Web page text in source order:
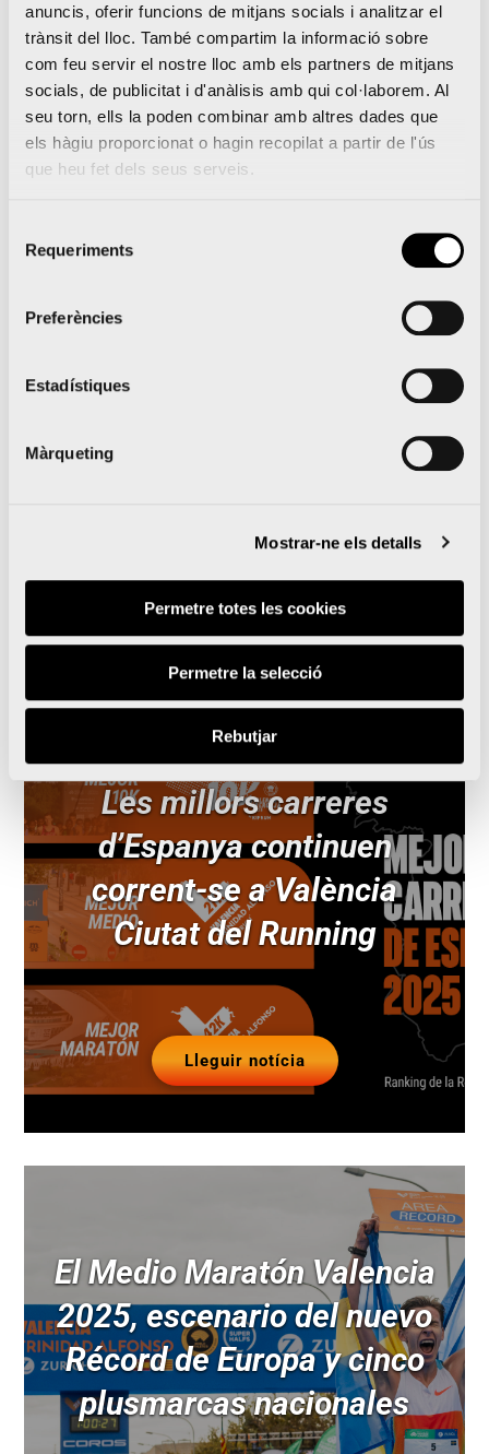
anuncis, oferir funcions de mitjans socials i analitzar el
trànsit del lloc. També compartim la informació sobre
com feu servir el nostre lloc amb els partners de mitjans
socials, de publicitat i d'anàlisis amb qui col·laborem. Al
seu torn, ells la poden combinar amb altres dades que
els hàgiu proporcionat o hagin recopilat a partir de l'ús
que heu fet dels seus serveis.
Requeriments
Preferències
Estadístiques
Màrqueting
Mostrar-ne els detalls
Permetre totes les cookies
Permetre la selecció
Rebutjar
La Mitja Marató València obri les inscripcions per a
2017 amb una campanya de llançament de “42
dies a 1 euro per quilòmetre”
El Medio Maratón Valencia
y Oysho se unen para
Les millors carreres
d’Espanya continuen
corrent-se a València
Ciutat del Running
Lleguir notícia
El Medio Maratón Valencia
2025, escenario del nuevo
Récord de Europa y cinco
plusmarcas nacionales